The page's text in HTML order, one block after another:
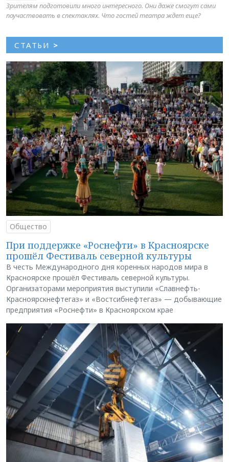
Зрителям подготовили много интересного. Они даже смогут сами
поучаствовать в спектаклях. Что гостей театра ждет еще?
СТАТЬИ >
Общество
При поддержке «Роснефти» в Красноярске
прошёл Фестиваль северной культуры
В честь Международного дня коренных народов мира в
Красноярске прошёл Фестиваль северной культуры.
Организаторами мероприятия выступили «Славнефть-
Красноярскнефтегаз» и «Востсибнефтегаз» — добывающие
предприятия «Роснефти» в Красноярском крае